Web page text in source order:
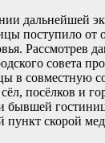
дальнейшей
поступило от
Рассмотрев
совета
в совместную
посёлков и
бывшей
скорой